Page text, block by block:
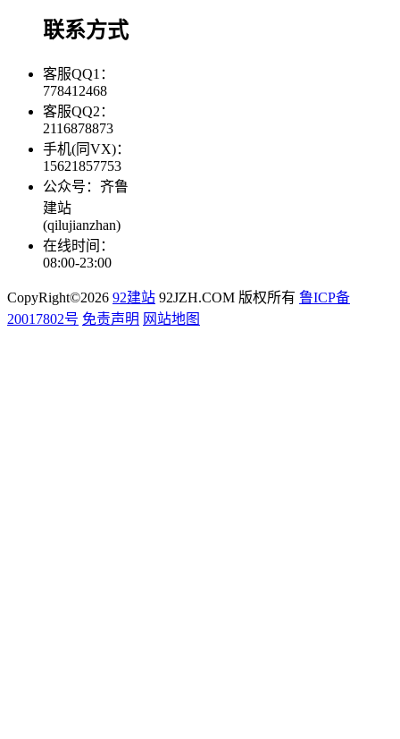
联系方式
客服QQ1：
778412468
客服QQ2：
2116878873
手机(同VX)：
15621857753
公众号：齐鲁
建站
(qilujianzhan)
在线时间：
08:00-23:00
CopyRight©2026 92建站 92JZH.COM 版权所有 鲁ICP备
20017802号 免责声明 网站地图